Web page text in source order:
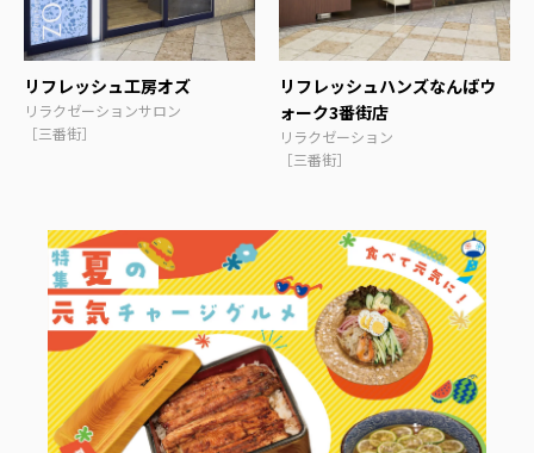
リフレッシュ工房オズ
リラクゼーションサロン
［三番街］
リフレッシュハンズなんばウ
ォーク3番街店
リラクゼーション
［三番街］